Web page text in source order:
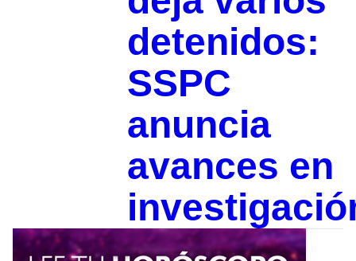
detenidos:
SSPC
anuncia
avances en